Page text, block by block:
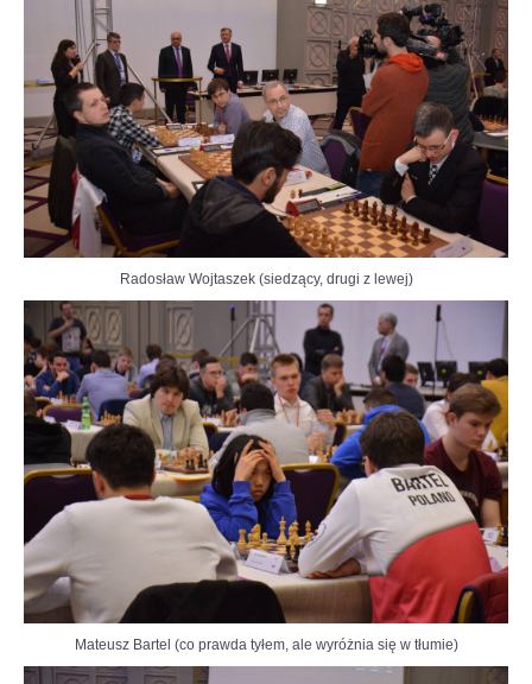
Radosław Wojtaszek (siedzący, drugi z lewej)
Mateusz Bartel (co prawda tyłem, ale wyróżnia się w tłumie)